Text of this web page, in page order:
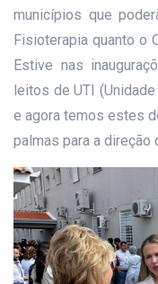
municípios que
Fisioterapia quanto o
Estive nas
leitos de UTI
e agora temos estes
palmas para a direção